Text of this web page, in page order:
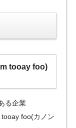
tooay foo)
る企業
tooay foo(カノン